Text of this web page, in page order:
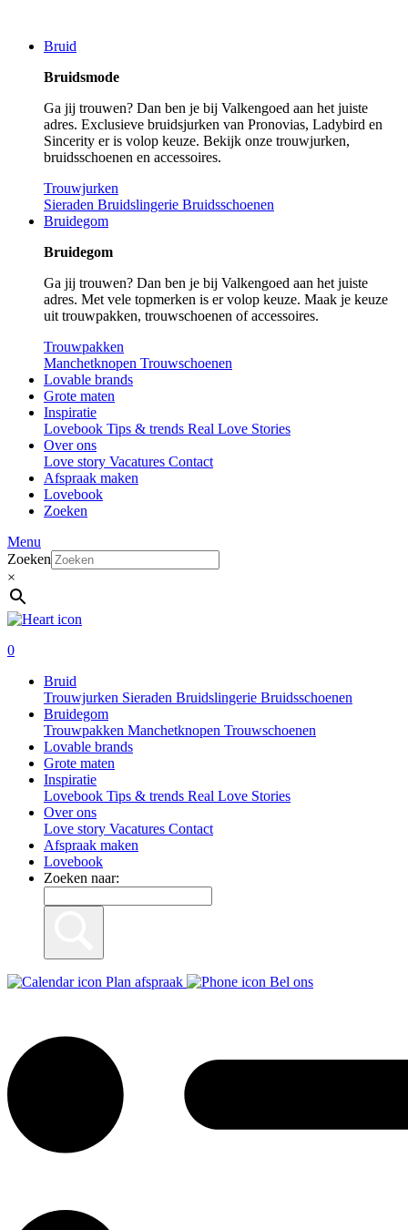
Bruid
Bruidsmode
Ga jij trouwen? Dan ben je bij Valkengoed aan het juiste
adres. Exclusieve bruidsjurken van Pronovias, Ladybird en
Sincerity er is volop keuze. Bekijk onze trouwjurken,
bruidsschoenen en accessoires.
Trouwjurken
Sieraden Bruidslingerie Bruidsschoenen
Bruidegom
Bruidegom
Ga jij trouwen? Dan ben je bij Valkengoed aan het juiste
adres. Met vele topmerken is er volop keuze. Maak je keuze
uit trouwpakken, trouwschoenen of accessoires.
Trouwpakken
Manchetknopen Trouwschoenen
Lovable brands
Grote maten
Inspiratie
Lovebook Tips & trends Real Love Stories
Over ons
Love story Vacatures Contact
Afspraak maken
Lovebook
Zoeken
Menu
Zoeken
×
0
Bruid
Trouwjurken Sieraden Bruidslingerie Bruidsschoenen
Bruidegom
Trouwpakken Manchetknopen Trouwschoenen
Lovable brands
Grote maten
Inspiratie
Lovebook Tips & trends Real Love Stories
Over ons
Love story Vacatures Contact
Afspraak maken
Lovebook
Zoeken naar:
Plan afspraak Bel ons